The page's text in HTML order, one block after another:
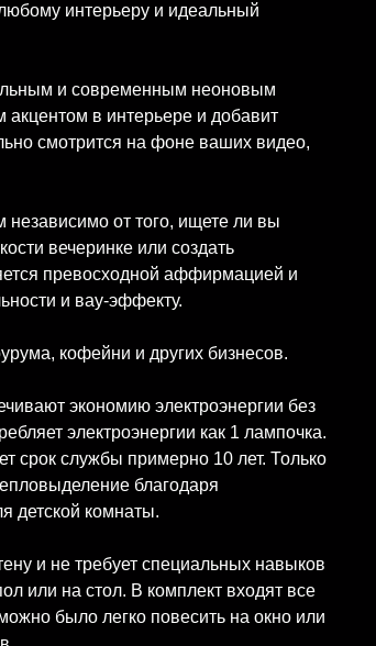
интерьеру и идеальный
и современным неоновым
акцентом в интерьере и добавит
смотрится на фоне ваших видео,
от того, ищете ли вы
вечеринке или создать
превосходной аффирмацией и
и вау-эффекту.
кофейни и других бизнесов.
экономию электроэнергии без
электроэнергии как 1 лампочка.
срок службы примерно 10 лет. Только
благодаря
детской комнаты.
и не требует специальных навыков
или на стол. В комплект входят все
было легко повесить на окно или